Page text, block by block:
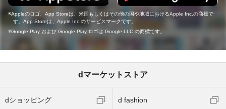
Appleのロゴ、App Storeは、米国もしくはその他の国や地域におけるApple Inc.の商標で
す。App Storeは、Apple Inc.のサービスマークです。
Google Play および Google Play ロゴは Google LLC の商標です。
dマーケットストア
dショッピング d fashion